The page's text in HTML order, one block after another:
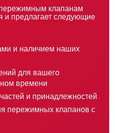
клапанам
и предлагает следующие
и наличием наших
для вашего
времени
и принадлежностей
пережимных клапанов с